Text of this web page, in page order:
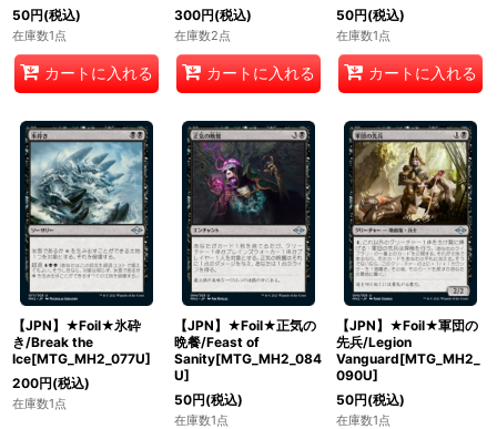
50円(税込)
在庫数1点
カートに入れる
300円(税込)
在庫数2点
カートに入れる
50円(税込)
在庫数1点
カートに入れる
【JPN】★Foil★氷砕
き/Break the
Ice[MTG_MH2_077U]
200円(税込)
在庫数1点
【JPN】★Foil★正気の
晩餐/Feast of
Sanity[MTG_MH2_084
U]
50円(税込)
在庫数1点
【JPN】★Foil★軍団の
先兵/Legion
Vanguard[MTG_MH2_
090U]
50円(税込)
在庫数1点